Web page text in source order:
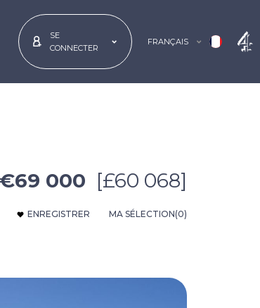
SE
CONNECTER
FRANÇAIS
€69 000 [£60 068]
ENREGISTRER MA SÉLECTION(0)